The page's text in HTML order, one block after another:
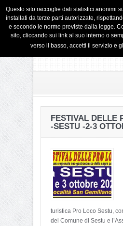
FESTIVAL DELLE
-SESTU -2-3
turistica Pro Loco Sestu,
del Comune di Sestu e
Questo sito raccoglie dati statistici anonimi
installati da terze parti autorizzate,
e secondo le norme previste dalla legge.
sito, cliccando sui link al suo interno o
verso il basso, accetti il servizio e